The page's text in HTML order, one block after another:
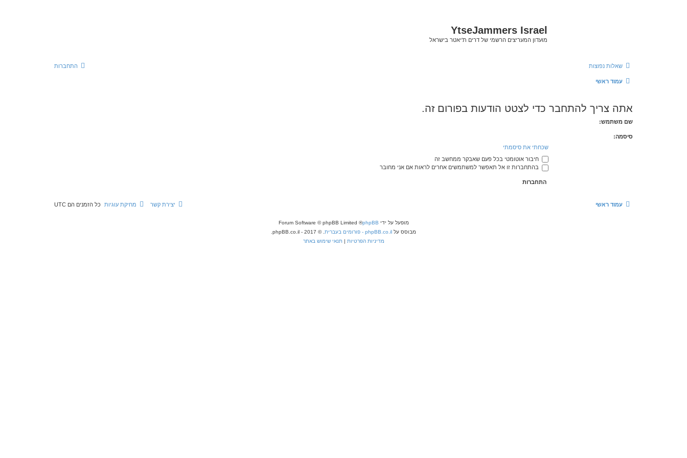
YtseJammers Israel
מועדון המעריצים הרשמי של דרים ת'יאטר בישראל
שאלות נפוצות התחברות
עמוד ראשי
אתה צריך להתחבר כדי לצטט הודעות בפורום זה.
שם משתמש:
סיסמה:
שכחתי את סיסמתי
חיבור אוטומטי בכל פעם שאבקר ממחשב זה
בהתחברות זו אל תאפשר למשתמשים אחרים לראות אם אני מחובר
עמוד ראשי כל הזמנים הם UTC מחיקת עוגיות יצירת קשר
מופעל על ידי phpBB
® Forum Software © phpBB Limited
מבוסס על phpBB.co.il - פורומים בעברית
. © 2017 - phpBB.co.il.
מדיניות הפרטיות | תנאי שימוש באתר